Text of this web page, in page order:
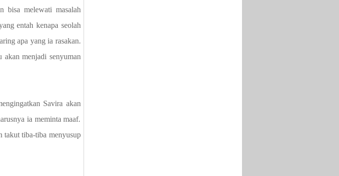
bisa melewati masalah
entah kenapa seolah
apa yang ia rasakan.
akan menjadi senyuman
Savira akan
ia meminta maaf.
takut tiba-tiba menyusup